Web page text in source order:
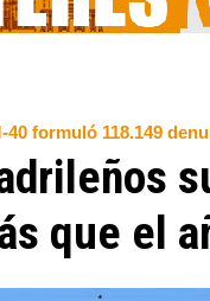
formuló 118.149
que el